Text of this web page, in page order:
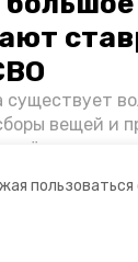
вещей и
всё это на